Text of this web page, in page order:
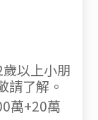
以上小朋
請了解。
萬+20萬